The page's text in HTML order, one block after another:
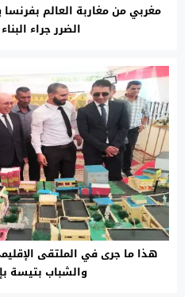
مغربي من مغاربة العالم بفرنسا
الضرر جراء
هذا ما جرى في الملتقى
والشباب بتيسة